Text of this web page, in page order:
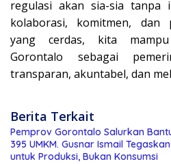
regulasi akan sia-sia tanpa
kolaborasi, komitmen, dan
yang cerdas, kita
Gorontalo sebagai
transparan, akuntabel, dan
Berita Terkait
Pemprov Gorontalo Salurkan
395 UMKM. Gusnar Ismail
untuk Produksi, Bukan Konsumsi